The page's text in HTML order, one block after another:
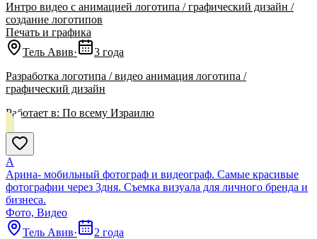
Интро видео с анимацией логотипа / графический дизайн /
создание логотипов
Печать и графика
Тель Авив·
3 года
Разработка логотипа / видео анимация логотипа /
графический дизайн
Работает в: По всему Израилю
А
Арина- мобильный фотограф и видеограф. Самые красивые
фотографии через 3дня. Съемка визуала для личного бренда и
бизнеса.
Фото, Видео
Тель Авив·
2 года